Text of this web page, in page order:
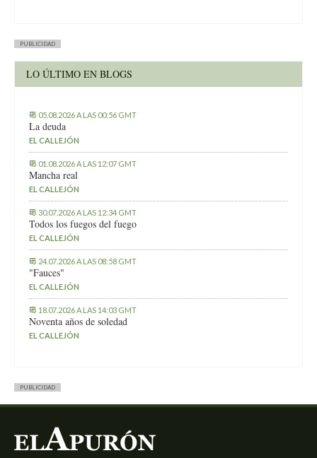
PUBLICIDAD
LO ÚLTIMO EN BLOGS
05.08.2026 A LAS 00:56 GMT
La deuda
EL CALLEJÓN
01.08.2026 A LAS 12:07 GMT
Mancha real
EL CALLEJÓN
30.07.2026 A LAS 12:34 GMT
Todos los fuegos del fuego
EL CALLEJÓN
24.07.2026 A LAS 08:58 GMT
"Fauces"
EL CALLEJÓN
18.07.2026 A LAS 14:03 GMT
Noventa años de soledad
EL CALLEJÓN
PUBLICIDAD